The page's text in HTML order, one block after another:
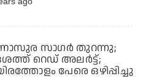
സാഗര്‍ തുറന്നു;
റെഡ് അലര്‍ട്ട്;
പേരെ ഒഴിപ്പിച്ചു